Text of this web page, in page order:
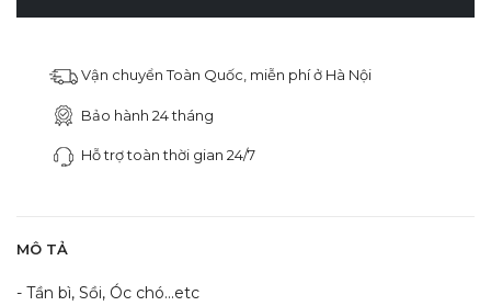
Vận chuyển Toàn Quốc, miễn phí ở Hà Nội
Bảo hành 24 tháng
Hỗ trợ toàn thời gian 24/7
MÔ TẢ
- Tần bì, Sồi, Óc chó...etc